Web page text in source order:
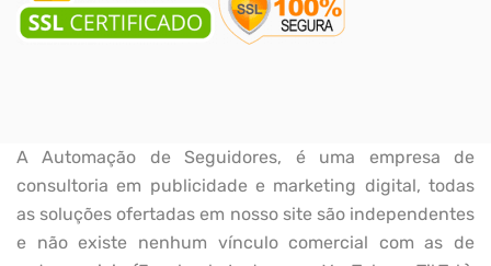
A Automação de Seguidores, é uma empresa de
consultoria em publicidade e marketing digital, todas
as soluções ofertadas em nosso site são independentes
e não existe nenhum vínculo comercial com as de